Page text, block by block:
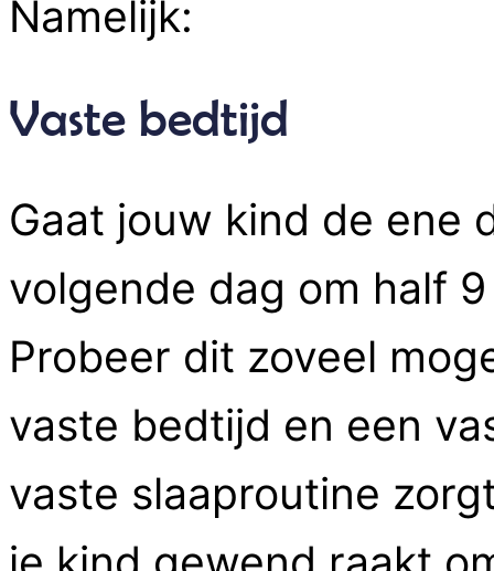
Namelijk:
Vaste bedtijd
Gaat jouw kind de ene
volgende dag om half
Probeer dit zoveel
vaste bedtijd en een
vaste slaaproutine